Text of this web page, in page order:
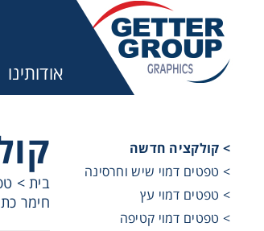
אודותינו
> קולקציה חדשה
> טפטים דמוי שיש וחרסינה
> טפטים דמוי עץ
> טפטים דמוי קטיפה
בית>
חימר